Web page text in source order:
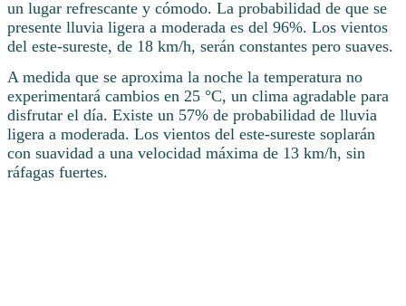
un lugar refrescante y cómodo. La probabilidad de que se
presente lluvia ligera a moderada es del 96%. Los vientos
del este-sureste, de 18 km/h, serán constantes pero suaves.
A medida que se aproxima la noche la temperatura no
experimentará cambios en 25 °C, un clima agradable para
disfrutar el día. Existe un 57% de probabilidad de lluvia
ligera a moderada. Los vientos del este-sureste soplarán
con suavidad a una velocidad máxima de 13 km/h, sin
ráfagas fuertes.